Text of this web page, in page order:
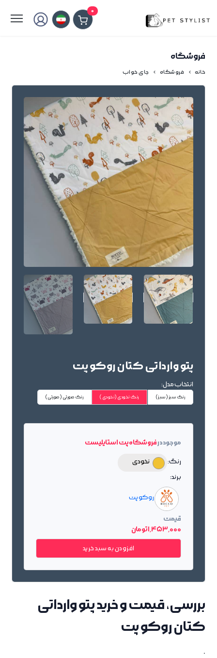
0
فروشگاه
خانه فروشگاه جای خواب
پتو وارداتی کتان روکو پت
انتخاب مدل:
رنگ سبز (سبز) رنگ نخودی (نخودی) رنگ صورتی (صورتی)
موجود درفروشگاه پت استایلیست
رنگ:
نخودی
برند:
روکو پت
قیمت
1٬453٬000 تومان
افزودن به سبد خرید
بررسی، قیمت و خرید پتو وارداتی
کتان روکو پت
.